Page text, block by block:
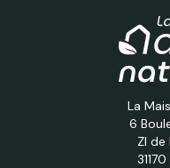
La
6
ZI